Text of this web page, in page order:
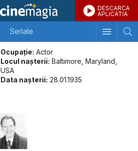
DESCARCA
APLICATIA
Seriale
Ocupație: Actor
Locul naşterii: Baltimore, Maryland,
USA
Data naşterii: 28.01.1935